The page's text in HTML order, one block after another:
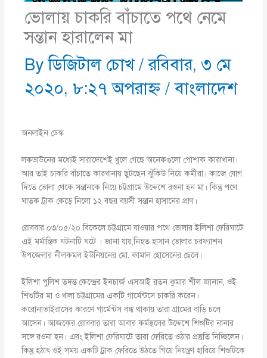
ভোলায় চাকরি বাঁচাতে পথে নেমে
সন্তান হারালেন মা
Byডিজিটাল চোখ/রবিবার, ৩ মে
২০২০, ৮:২৭ অপরাহ্ণ/বাংলাদেশ
অনলাইন ডেস্ক
লকডাউনের মধ্যেই সারাদেশেই খুলে গেছে অনেকগুলো পোশাক কারাখানা।
আর তাই চাকরি বাঁচাতে কারখানায় ছুটছেন ঝুঁকিউ নিয়ে কর্মীরা। কাজে যোগ
দিতে ভোলা থে‌কে সন্তানকে নিয়ে চট্টগ্রামে উদ্দেশে রওনা হন মা। কিন্তু প‌থে
ঘাতক ট্রা‌ক কেড়ে নিলো ১২ বছর বয়সী সন্তান হাসানের প্রাণ।
রোববার ০৩/০৫/২০ বি‌কে‌লে চট্টগ্রামে যাওয়ার প‌থে ভোলার ইলিশা ফে‌রিঘা‌টে
এই মর্মান্তিক ঘটনাটি ঘটে ।‌ জানা যায়,নিহত হাসান ভোলার চরফ্যাশন
উপ‌জেলার নীলকমল ইউনিয়‌নের মো. কামাল হো‌সে‌নের ছে‌লে।
ইলিশা পু‌লিশ তদন্ত কে‌ন্দ্রের ইনচার্জ এসআই রতন কুমার শীল জানান, ওই
শিশু‌টির মা ও খালা চট্টগ্রা‌মের এক‌টি গা‌র্মেন্টসে চাক‌রি ক‌রেন।
ক‌রোনাভাইরা‌সের কারণে গা‌র্মেন্টস বন্ধ থাকায় তারা গ্রা‌মের বা‌ড়ি চ‌লে
আসেন। আজকের রোববার তারা আবার কর্মস্থ‌লের উদ্দেশে শিশু‌টির নানার
সঙ্গে রওনা হন। এবং ইলিশা ফে‌রিঘা‌টে তারা ফে‌রি‌তে ওঠার প্রস্তু‌তি নি‌চ্ছিলেন।
কিন্তু হঠাৎ ওই সময় এক‌টি ট্রাক ফে‌রি‌তে উঠ‌তে গিয়ে নিয়ন্ত্রণ হা‌রি‌য়ে শিশুটিকে